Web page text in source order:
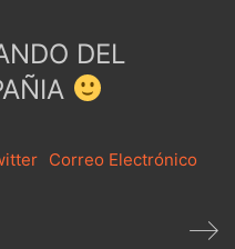
DEL
Correo Electrónico